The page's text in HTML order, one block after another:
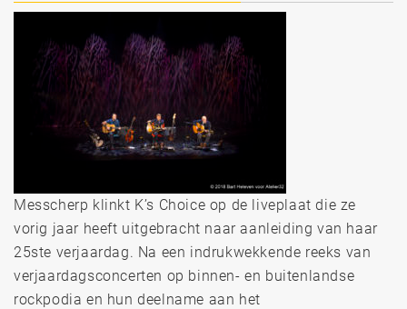
Messcherp klinkt K’s Choice op de liveplaat die ze
vorig jaar heeft uitgebracht naar aanleiding van haar
25ste verjaardag. Na een indrukwekkende reeks van
verjaardagsconcerten op binnen- en buitenlandse
rockpodia en hun deelname aan het